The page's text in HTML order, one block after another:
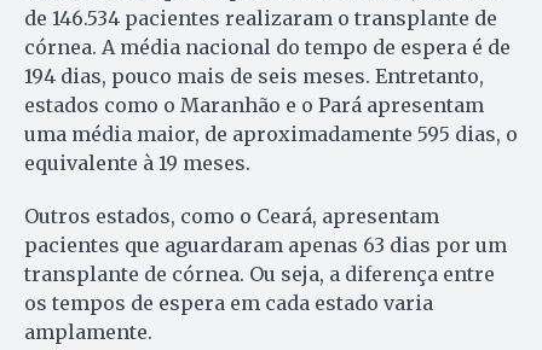
de 146.534 pacientes realizaram o transplante de
córnea. A média nacional do tempo de espera é de
194 dias, pouco mais de seis meses. Entretanto,
estados como o Maranhão e o Pará apresentam
uma média maior, de aproximadamente 595 dias, o
equivalente à 19 meses.
Outros estados, como o Ceará, apresentam
pacientes que aguardaram apenas 63 dias por um
transplante de córnea. Ou seja, a diferença entre
os tempos de espera em cada estado varia
amplamente.